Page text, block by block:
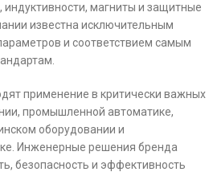
индуктивности, магниты и защитные
известна исключительным
и соответствием самым
применение в критически важных
промышленной автоматике,
оборудовании и
Инженерные решения бренда
безопасность и эффективность